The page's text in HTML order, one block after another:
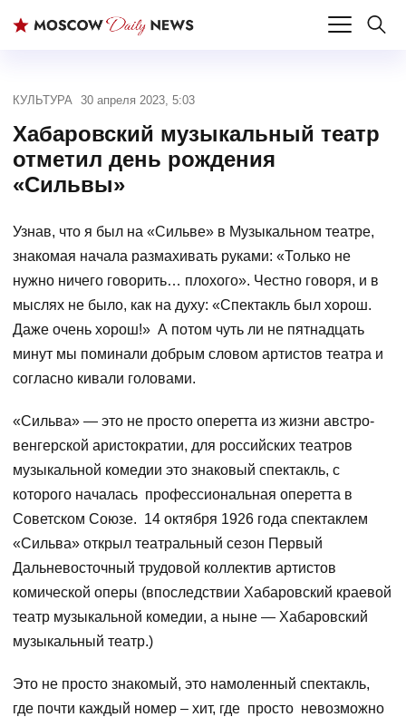
КУЛЬТУРА 30 апреля 2023, 5:03
Хабаровский музыкальный театр
отметил день рождения
«Сильвы»
Узнав, что я был на «Сильве» в Музыкальном театре,
знакомая начала размахивать руками: «Только не
нужно ничего говорить… плохого». Честно говоря, и в
мыслях не было, как на духу: «Спектакль был хорош.
Даже очень хорош!» А потом чуть ли не пятнадцать
минут мы поминали добрым словом артистов театра и
согласно кивали головами.
«Сильва» — это не просто оперетта из жизни австро-
венгерской аристократии, для российских театров
музыкальной комедии это знаковый спектакль, с
которого началась профессиональная оперетта в
Советском Союзе. 14 октября 1926 года спектаклем
«Сильва» открыл театральный сезон Первый
Дальневосточный трудовой коллектив артистов
комической оперы (впоследствии Хабаровский краевой
театр музыкальной комедии, а ныне — Хабаровский
музыкальный театр.)
Это не просто знакомый, это намоленный спектакль,
где почти каждый номер – хит, где просто невозможно